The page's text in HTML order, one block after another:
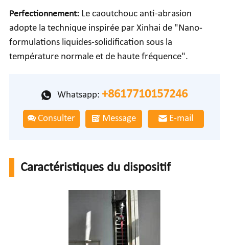
Perfectionnement:Le caoutchouc anti-abrasion
adopte la technique inspirée par Xinhai de "Nano-
formulations liquides-solidification sous la
température normale et de haute fréquence".
Whatsapp: +8617710157246
Consulter Message E-mail
Caractéristiques du dispositif